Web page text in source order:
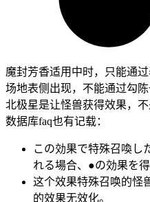
魔封芳香适用中时，只能通
场地表侧出现，不能通过勾陈
北极星是让怪兽获得效果，
数据库faq也有记载：
この効果で特殊召喚し
れる場合、●の効果を
这个效果特殊召唤的怪
的效果无效化。